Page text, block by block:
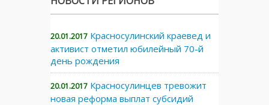
20.01.2017 Красносулинский краевед и
активист отметил юбилейный 70-й
день рождения
20.01.2017 Красносулинцев тревожит
новая реформа выплат субсидий